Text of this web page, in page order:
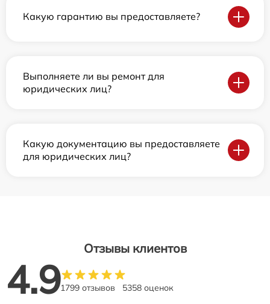
Какую гарантию вы предоставляете?
Выполняете ли вы ремонт для
юридических лиц?
Какую документацию вы предоставляете
для юридических лиц?
Отзывы клиентов
4.91799 отзывов 5358 оценок